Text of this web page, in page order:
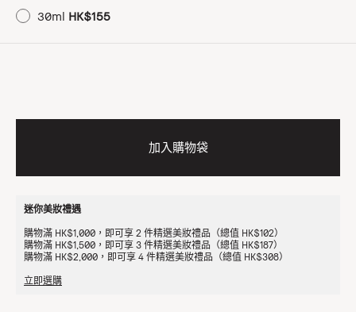
30ml HK$155
加入購物袋
迷你美妝禮遇
購物滿 HK$1,000，即可享 2 件精選美妝禮品（總值 HK$102）
購物滿 HK$1,500，即可享 3 件精選美妝禮品（總值 HK$187）
購物滿 HK$2,000，即可享 4 件精選美妝禮品（總值 HK$308）
立即選購